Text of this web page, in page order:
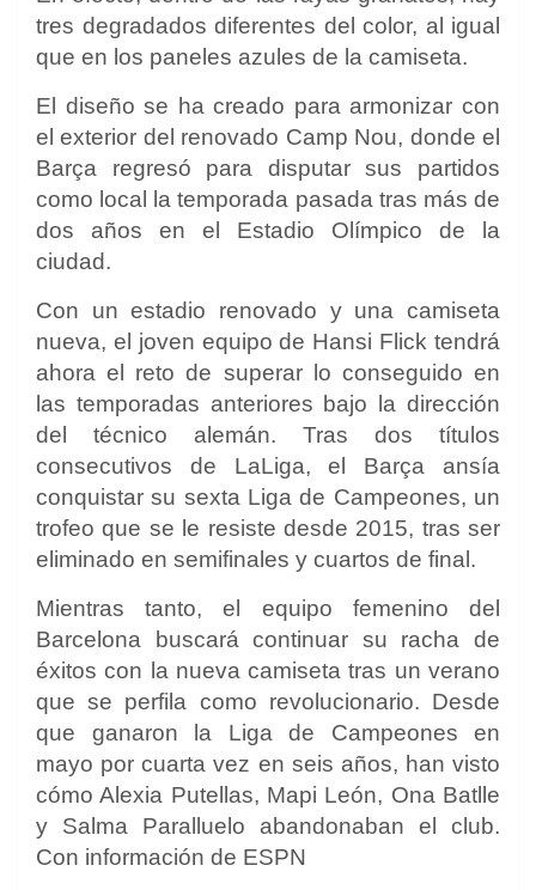
tres degradados diferentes del color, al igual
que en los paneles azules de la camiseta.
El diseño se ha creado para armonizar con
el exterior del renovado Camp Nou, donde el
Barça regresó para disputar sus partidos
como local la temporada pasada tras más de
dos años en el Estadio Olímpico de la
ciudad.
Con un estadio renovado y una camiseta
nueva, el joven equipo de Hansi Flick tendrá
ahora el reto de superar lo conseguido en
las temporadas anteriores bajo la dirección
del técnico alemán. Tras dos títulos
consecutivos de LaLiga, el Barça ansía
conquistar su sexta Liga de Campeones, un
trofeo que se le resiste desde 2015, tras ser
eliminado en semifinales y cuartos de final.
Mientras tanto, el equipo femenino del
Barcelona buscará continuar su racha de
éxitos con la nueva camiseta tras un verano
que se perfila como revolucionario. Desde
que ganaron la Liga de Campeones en
mayo por cuarta vez en seis años, han visto
cómo Alexia Putellas, Mapi León, Ona Batlle
y Salma Paralluelo abandonaban el club.
Con información de ESPN